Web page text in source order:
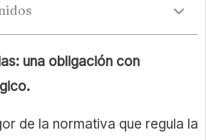
una obligación con
de la normativa que regula la